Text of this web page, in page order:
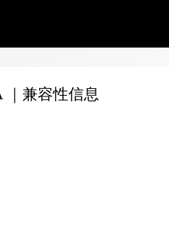
｜兼容性信息